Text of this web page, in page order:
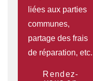
liées aux parties
communes,
partage des frais
de réparation, etc.
Rendez-